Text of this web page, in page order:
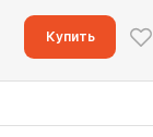
Купить